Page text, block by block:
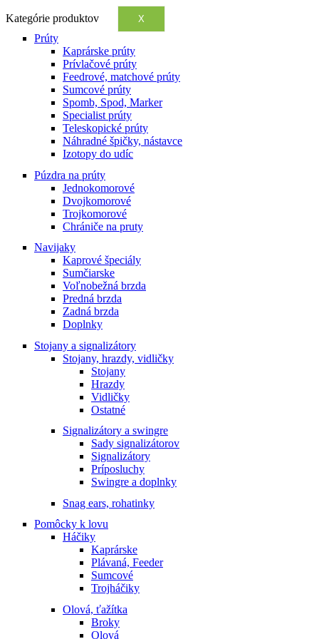
Kategórie produktov X
Prúty
Kaprárske prúty
Prívlačové prúty
Feedrové, matchové prúty
Sumcové prúty
Spomb, Spod, Marker
Specialist prúty
Teleskopické prúty
Náhradné špičky, nástavce
Izotopy do udíc
Púzdra na prúty
Jednokomorové
Dvojkomorové
Trojkomorové
Chrániče na pruty
Navijaky
Kaprové špeciály
Sumčiarske
Voľnobežná brzda
Predná brzda
Zadná brzda
Doplnky
Stojany a signalizátory
Stojany, hrazdy, vidličky
Stojany
Hrazdy
Vidličky
Ostatné
Signalizátory a swingre
Sady signalizátorov
Signalizátory
Príposluchy
Swingre a doplnky
Snag ears, rohatinky
Pomôcky k lovu
Háčiky
Kaprárske
Plávaná, Feeder
Sumcové
Trojháčiky
Olová, ťažítka
Broky
Olová